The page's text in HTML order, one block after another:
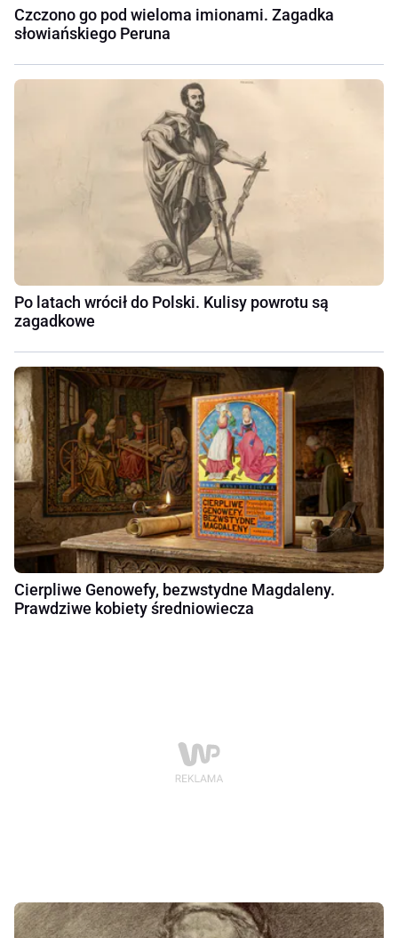
Czczono go pod wieloma imionami. Zagadka
słowiańskiego Peruna
Po latach wrócił do Polski. Kulisy powrotu są
zagadkowe
Cierpliwe Genowefy, bezwstydne Magdaleny.
Prawdziwe kobiety średniowiecza